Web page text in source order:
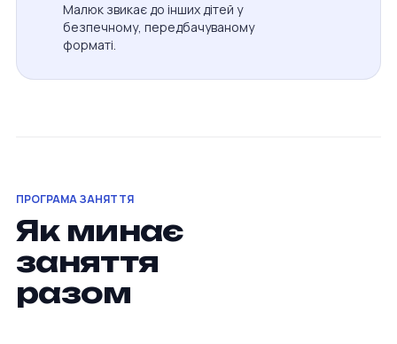
Малюк звикає до інших дітей у
безпечному, передбачуваному
форматі.
ПРОГРАМА ЗАНЯТТЯ
Як минає
заняття
разом